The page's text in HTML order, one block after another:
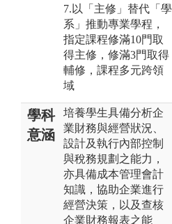
7.以「主修」替代「學
系」推動專業學程，
指定課程修滿10門取
得主修，修滿3門取得
輔修，課程多元跨領
域
學科
意涵
培養學生具備分析企
業財務與經營狀況、
設計及執行內部控制
與稅務規劃之能力，
亦具備成本管理會計
知識，協助企業進行
經營決策，以及查核
企業財務報表之能